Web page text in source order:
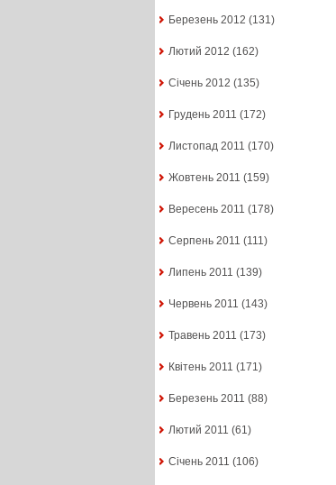
Березень 2012 (131)
Лютий 2012 (162)
Січень 2012 (135)
Грудень 2011 (172)
Листопад 2011 (170)
Жовтень 2011 (159)
Вересень 2011 (178)
Серпень 2011 (111)
Липень 2011 (139)
Червень 2011 (143)
Травень 2011 (173)
Квітень 2011 (171)
Березень 2011 (88)
Лютий 2011 (61)
Січень 2011 (106)